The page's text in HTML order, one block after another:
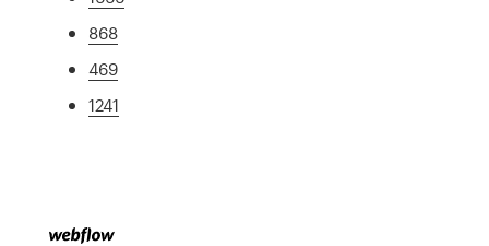
868
469
1241